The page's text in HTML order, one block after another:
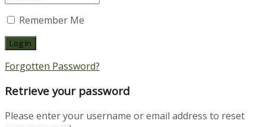
Remember Me
Forgotten Password?
Retrieve your password
Please enter your username or email address to reset